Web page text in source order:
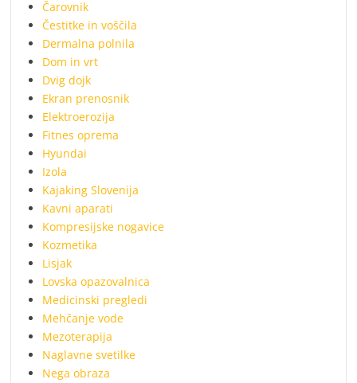
Čarovnik
Čestitke in voščila
Dermalna polnila
Dom in vrt
Dvig dojk
Ekran prenosnik
Elektroerozija
Fitnes oprema
Hyundai
Izola
Kajaking Slovenija
Kavni aparati
Kompresijske nogavice
Kozmetika
Lisjak
Lovska opazovalnica
Medicinski pregledi
Mehčanje vode
Mezoterapija
Naglavne svetilke
Nega obraza